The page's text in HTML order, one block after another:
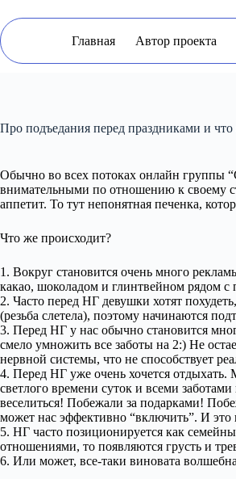
сути
Главная Автор проекта
Про подъедания перед праздниками и что
Обычно во всех потоках онлайн группы
внимательными по отношению к своему
аппетит. То тут непонятная печенка,
Что же происходит?
1. Вокруг становится очень много
какао, шоколадом и глинтвейном рядом
2. Часто перед НГ девушки хотят
(резьба слетела), поэтому начинаются
3. Перед НГ у нас обычно становится
смело умножить все заботы на 2:) Не
нервной системы, что не способствует
4. Перед НГ уже очень хочется отдыхать.
светлого времени суток и всеми
веселиться! Побежали за подарками!
может нас эффективно “включить”. И это
5. НГ часто позиционируется как
отношениями, то появляются грусть и
6. Или может, все-таки виновата